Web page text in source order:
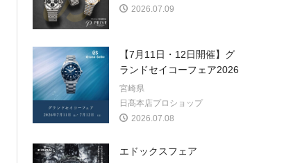
2026.07.09
【7月11日・12日開催】グ
ランドセイコーフェア2026
宮崎県
日髙本店プロショップ
2026.07.08
エドックスフェア